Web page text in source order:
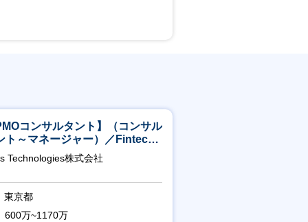
コンサルタント】（コンサル
ト～マネージャー）／Fintech
／設立5年弱で上場
Technologies株式会社
東京都
600万~1170万